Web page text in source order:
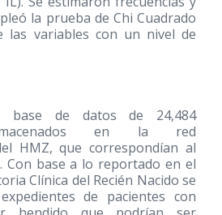
la prueba de Chi Cuadrado
las variables con un nivel de
base de datos de 24,484
en la red
HMZ, que correspondían al
Con base a lo reportado en el
Clínica del Recién Nacido se
de pacientes con